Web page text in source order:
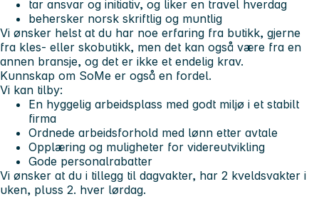
tar ansvar og initiativ, og liker en travel hverdag
behersker norsk skriftlig og muntlig
Vi ønsker helst at du har noe erfaring fra butikk, gjerne
fra kles- eller skobutikk, men det kan også være fra en
annen bransje, og det er ikke et endelig krav.
Kunnskap om SoMe er også en fordel.
Vi kan tilby:
En hyggelig arbeidsplass med godt miljø i et stabilt
firma
Ordnede arbeidsforhold med lønn etter avtale
Opplæring og muligheter for videreutvikling
Gode personalrabatter
Vi ønsker at du i tillegg til dagvakter, har 2 kveldsvakter i
uken, pluss 2. hver lørdag.